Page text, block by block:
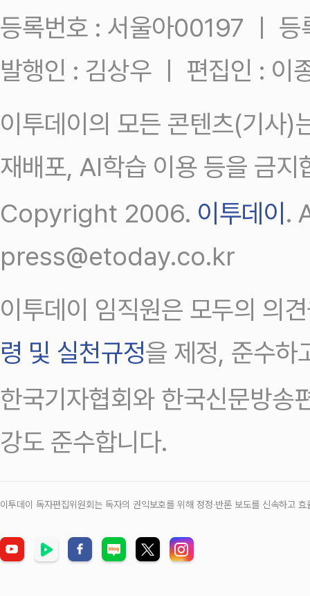
등록번호 : 서울아00197 ㅣ
발행인 : 김상우 ㅣ 편집인 : 이
이투데이의 모든 콘텐츠(기사)
재배포, AI학습 이용 등을 금지
Copyright 2006. 이투데이.
press@etoday.co.kr
이투데이 임직원은 모두의 의
령 및 실천규정을 제정, 준수하
한국기자협회와 한국신문방송
강도 준수합니다.
이투데이 독자편집위원회는 독자의 권익보호를 위해 정정‧반론 보도를 신속하고